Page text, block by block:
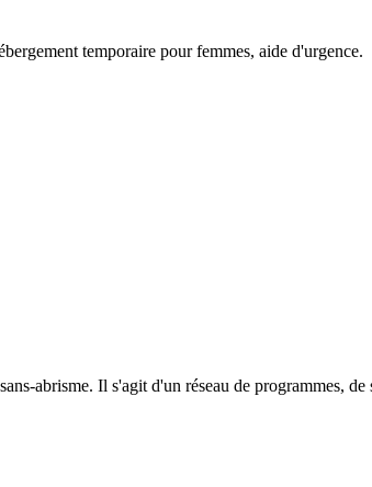
temporaire pour femmes, aide d'urgence.
abrisme. Il s'agit d'un réseau de programmes,